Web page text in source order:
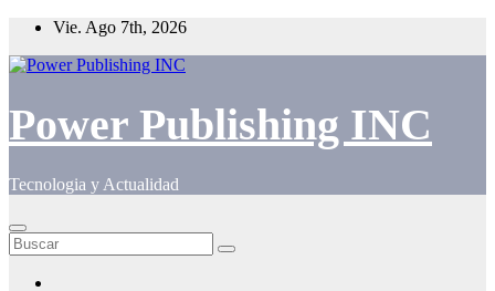
Saltar
contenido
Vie. Ago 7th, 2026
Power Publishing INC
Tecnologia y Actualidad